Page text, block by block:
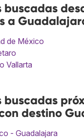
buscadas
a
de México
Vallarta
buscadas
destino
- Guadalajara